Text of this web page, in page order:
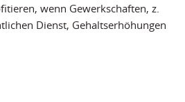
wenn Gewerkschaften, z.
Dienst, Gehaltserhöhungen